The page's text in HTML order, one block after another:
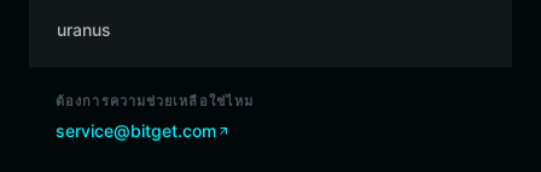
uranus
ต้องการความช่วยเหลือใช่ไหม
service@bitget.com